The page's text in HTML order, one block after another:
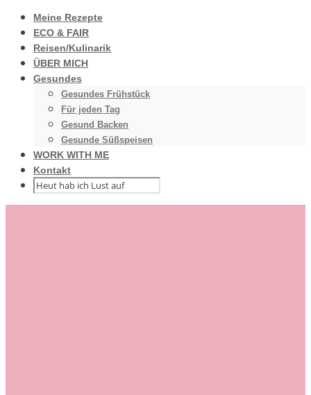
Meine Rezepte
ECO & FAIR
Reisen/Kulinarik
ÜBER MICH
Gesundes
Gesundes Frühstück
Für jeden Tag
Gesund Backen
Gesunde Süßspeisen
WORK WITH ME
Kontakt